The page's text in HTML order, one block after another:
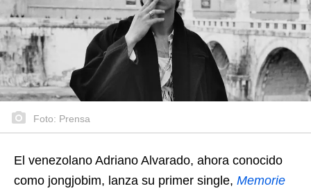
Foto: Prensa
El venezolano Adriano Alvarado, ahora conocido
como jongjobim, lanza su primer single, Memorie